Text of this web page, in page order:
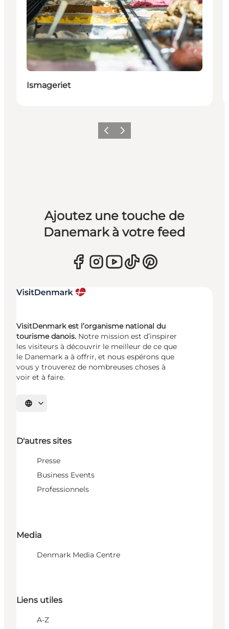
Ismageriet
PrécédentSuivant
Ajoutez une touche de
Danemark à votre feed
VisitDenmark est l’organisme national du
tourisme danois. Notre mission est d’inspirer
les visiteurs à découvrir le meilleur de ce que
le Danemark a à offrir, et nous espérons que
vous y trouverez de nombreuses choses à
voir et à faire.
Choisissez la langue
D'autres sites
Presse
Business Events
Professionnels
Media
Denmark Media Centre
Liens utiles
A-Z